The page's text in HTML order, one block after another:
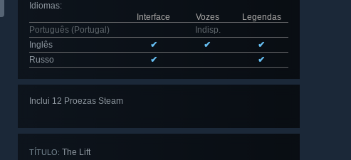
Idiomas:
Interface
Vozes
Legendas
Português (Portugal)
Indisp.
Inglês
✔ ✔
✔
Russo
✔ ✔
Inclui 12 Proezas Steam
TÍTULO: The Lift